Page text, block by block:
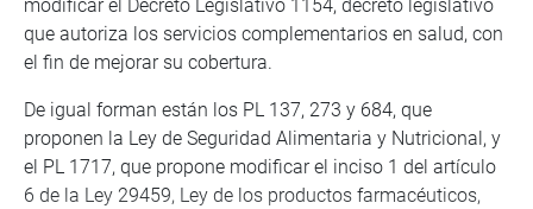
modificar el Decreto Legislativo 1154, decreto legislativo
que autoriza los servicios complementarios en salud, con
el fin de mejorar su cobertura.
De igual forman están los PL 137, 273 y 684, que
proponen la Ley de Seguridad Alimentaria y Nutricional, y
el PL 1717, que propone modificar el inciso 1 del artículo
6 de la Ley 29459, Ley de los productos farmacéuticos,